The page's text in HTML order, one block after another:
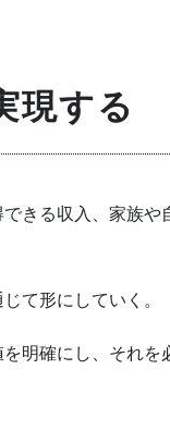
現する
きる収入、家族
て形にしていく。
明確にし、それ